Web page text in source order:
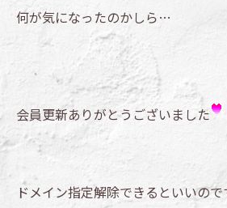
何が気になったのかしら…
会員更新ありがとうございました
ドメイン指定解除できるといいの